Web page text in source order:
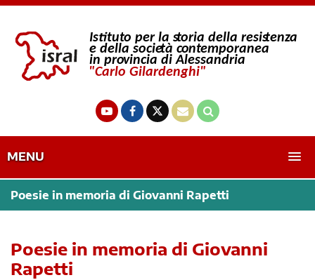
MENU
Poesie in memoria di Giovanni Rapetti
Poesie in memoria di Giovanni
Rapetti